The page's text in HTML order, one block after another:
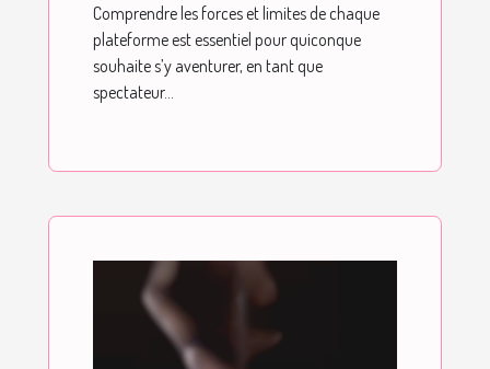
Comprendre les forces et limites de chaque
plateforme est essentiel pour quiconque
souhaite s’y aventurer, en tant que
spectateur...